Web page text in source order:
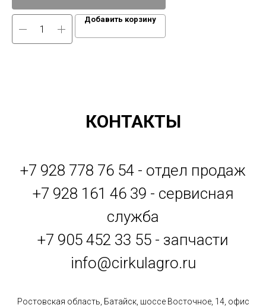
Добавить корзину
КОНТАКТЫ
+7 928 778 76 54 - отдел продаж
+7 928 161 46 39 - сервисная
служба
+7 905 452 33 55 - запчасти
info@cirkulagro.ru
Ростовская область, Батайск, шоссе Восточное, 14, офис